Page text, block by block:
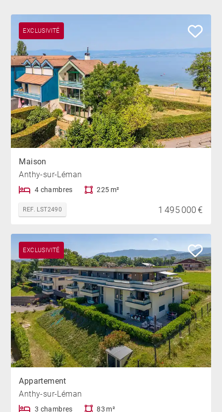
EXCLUSIVITÉ
Maison
Anthy-sur-Léman
4 chambres 225 m²
REF. LST2490 1 495 000 €
EXCLUSIVITÉ
Appartement
Anthy-sur-Léman
3 chambres 83 m²